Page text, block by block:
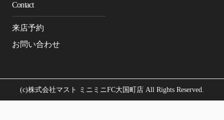
Contact
来店予約
お問い合わせ
(c)株式会社マスト ミニミニFC大国町店 All Rights Reserved.